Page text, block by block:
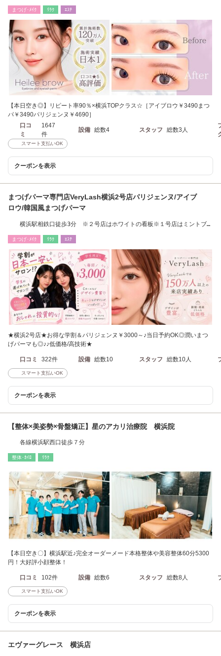
まつげ･ﾒｲｸ ﾘﾗｸ ｴｽﾃ
【本日空き◎】リピート率90％×横浜TOPクラス☆［アイブロウ￥3490まつ
パ￥3490パリジェンヌ￥4690］
口コ
ミ
1647
件
設備 総数4 スタッフ 総数3人
スマート支払いOK
クーポンを表示
まつげパーマ専門店VeryLash横浜2号店パリジェンヌ/アイブ
ロウ/韓国風まつげパーマ
横浜駅相鉄口徒歩3分 ※２号店はホワイトの看板※１号店はミントブル
まつげ･ﾒｲｸ ﾘﾗｸ ｴｽﾃ
★横浜2号店★お得な学割＆パリジェンヌ￥3000～♪当日予約OK◎潤いまつ
げパーマも◎♪♪低価格/高技術★
口コミ 322件 設備 総数10 スタッフ 総数10人
スマート支払いOK
クーポンを表示
【整体×美姿勢×骨盤矯正】星のアカリ治療院 横浜院
各線横浜駅西口徒歩７分
整体･ｶｲﾛ ﾘﾗｸ
【本日空き〇】横浜駅近♪完全オーダーメード本格整体や美容整体60分5300
円！大好評小顔整体！
口コミ 102件 設備 総数6 スタッフ 総数8人
スマート支払いOK
クーポンを表示
エヴァーグレース 横浜店